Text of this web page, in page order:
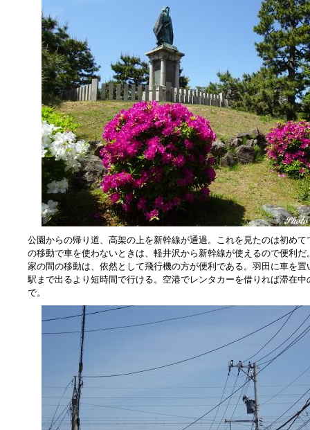
公園からの帰り道、高架の上を新幹線が通過。これを見たのは初め
の移動で車を使わないときは、軽井沢から新幹線が使えるので便利
家の間の移動は、依然として飛行機の方が便利である。羽田に車を
駅まで出るより短時間で行ける。空港でレンタカーを借りれば滞在
で。